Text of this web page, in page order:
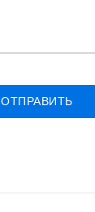
ОТПРАВИТЬ